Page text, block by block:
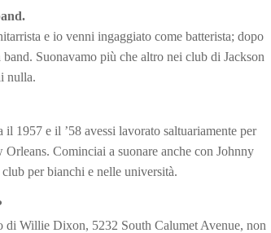
e io venni ingaggiato come batterista; dopo
Suonavamo più che altro nei club di Jackson
nulla.
1957 e il ’58 avessi lavorato saltuariamente per
Cominciai a suonare anche con Johnny
per bianchi e nelle università.
di Willie Dixon, 5232 South Calumet Avenue, non